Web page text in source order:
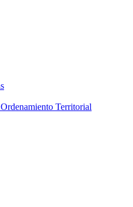
Territorial